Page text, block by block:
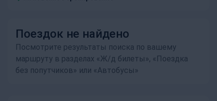
Поездок не найдено
Посмотрите результаты поиска по вашему
маршруту в разделах «Ж/д билеты», «Поездка
без попутчиков» или «Автобусы»